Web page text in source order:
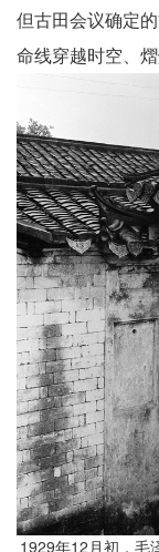
但古田会议确定
命线穿越时空、熠
1929年12月初，毛